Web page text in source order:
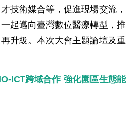
技術媒合等，促進現場交流，
起邁向臺灣數位醫療轉型，推
升級。本次大會主題論壇及重
ICT跨域合作 強化園區生態能